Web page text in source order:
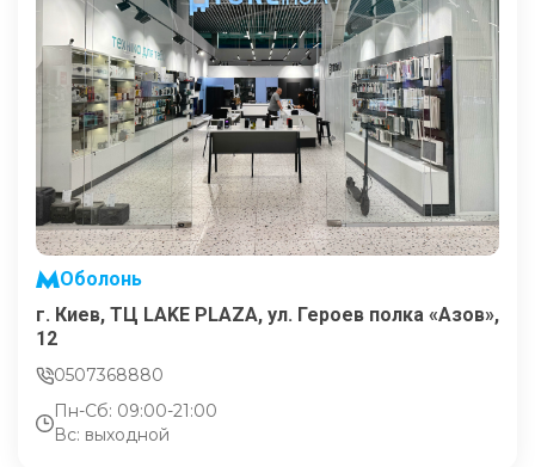
Оболонь
г. Киев, ТЦ LAKE PLAZA, ул. Героев полка «Азов»,
12
0507368880
Пн-Сб: 09:00-21:00
Вс: выходной